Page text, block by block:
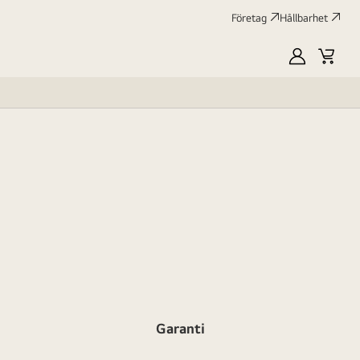
Företag Hållbarhet
MyLG
Garanti